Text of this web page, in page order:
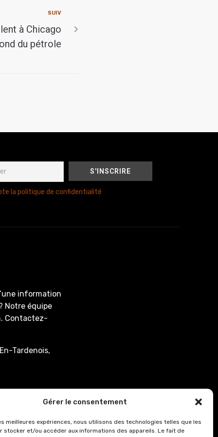
Gérer le consentement
meilleures expériences, nous utilisons des technologies telles que les
stocker et/ou accéder aux informations des appareils. Le fait de
SUIV
à Chicago
du pétrole
la politique de confidentialité
information
Notre équipe
Contactez-
Tardenois,
8h00 à 12h15